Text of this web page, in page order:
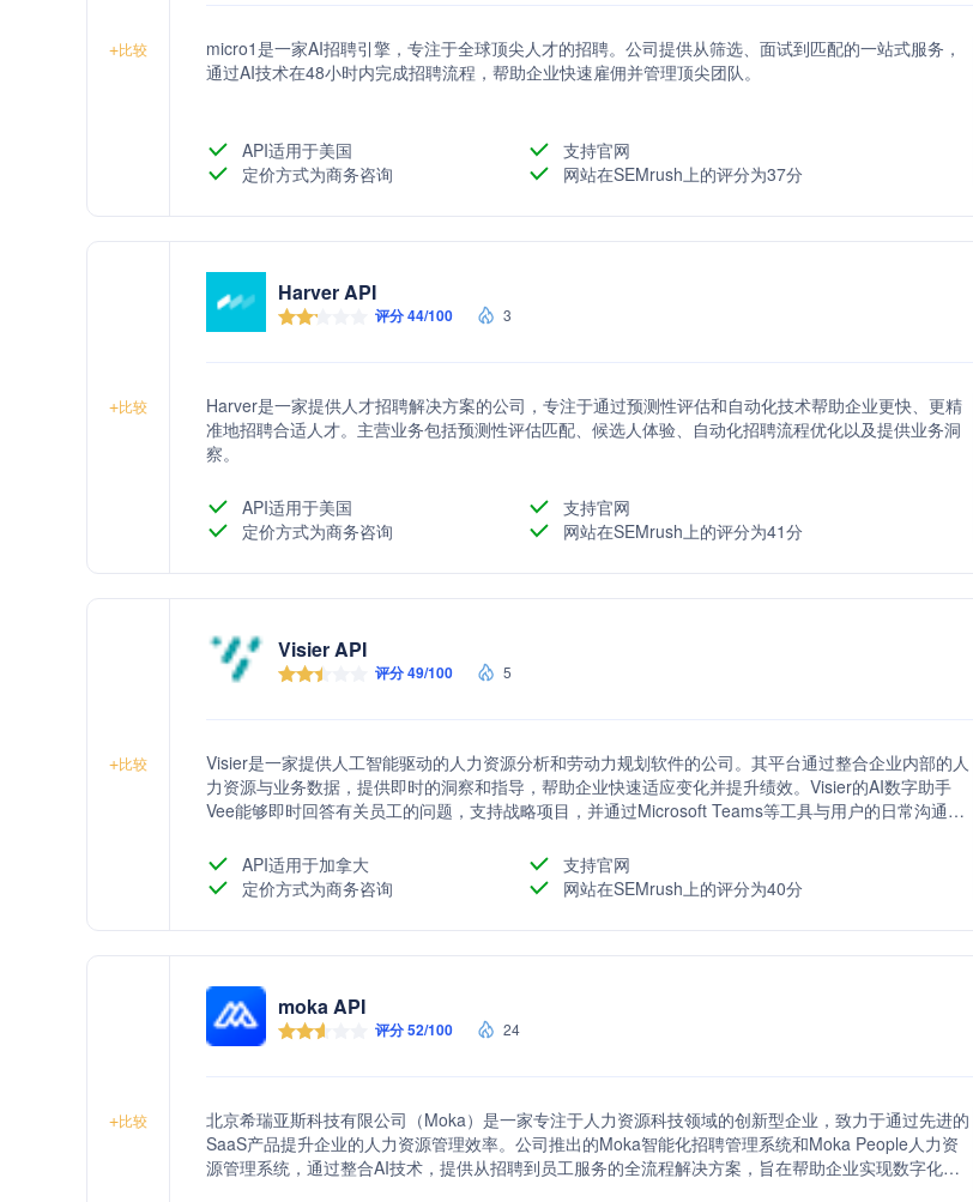
+比较
micro1是一家AI招聘引擎，专注于全球顶尖人才的招聘。公司提供从筛选、面试到匹配的一站式服务，
通过AI技术在48小时内完成招聘流程，帮助企业快速雇佣并管理顶尖团队。
API适用于美国
支持官网
定价方式为商务咨询
网站在SEMrush上的评分为37分
+比较
Harver API
评分 44/100 3
Harver是一家提供人才招聘解决方案的公司，专注于通过预测性评估和自动化技术帮助企业更快、更精
准地招聘合适人才。主营业务包括预测性评估匹配、候选人体验、自动化招聘流程优化以及提供业务洞
察。
API适用于美国
支持官网
定价方式为商务咨询
网站在SEMrush上的评分为41分
+比较
Visier API
评分 49/100 5
Visier是一家提供人工智能驱动的人力资源分析和劳动力规划软件的公司。其平台通过整合企业内部的人
力资源与业务数据，提供即时的洞察和指导，帮助企业快速适应变化并提升绩效。Visier的AI数字助手
Vee能够即时回答有关员工的问题，支持战略项目，并通过Microsoft Teams等工具与用户的日常沟通无
Visier的客户包括数千家成功企业，其产品获得了行业领先的五星评价。
API适用于加拿大
支持官网
定价方式为商务咨询
网站在SEMrush上的评分为40分
+比较
moka API
评分 52/100 24
北京希瑞亚斯科技有限公司（Moka）是一家专注于人力资源科技领域的创新型企业，致力于通过先进的
SaaS产品提升企业的人力资源管理效率。公司推出的Moka智能化招聘管理系统和Moka People人力资
源管理系统，通过整合AI技术，提供从招聘到员工服务的全流程解决方案，旨在帮助企业实现数字化转